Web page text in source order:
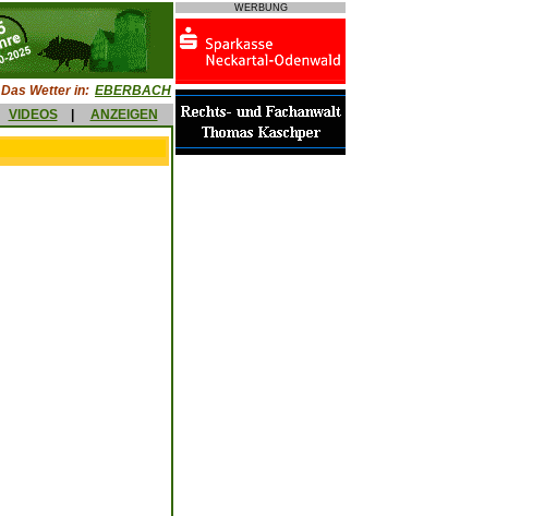
Das Wetter in: EBERBACH
VIDEOS ANZEIGEN
WERBUNG